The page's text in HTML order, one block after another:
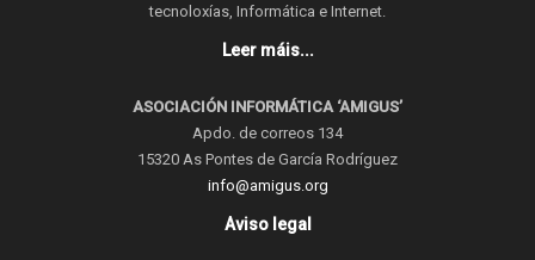
tecnoloxías, Informática e Internet.
Leer máis...
ASOCIACIÓN INFORMÁTICA ‘AMIGUS’
Apdo. de correos 134
15320 As Pontes de García Rodríguez
info@amigus.org
Aviso legal